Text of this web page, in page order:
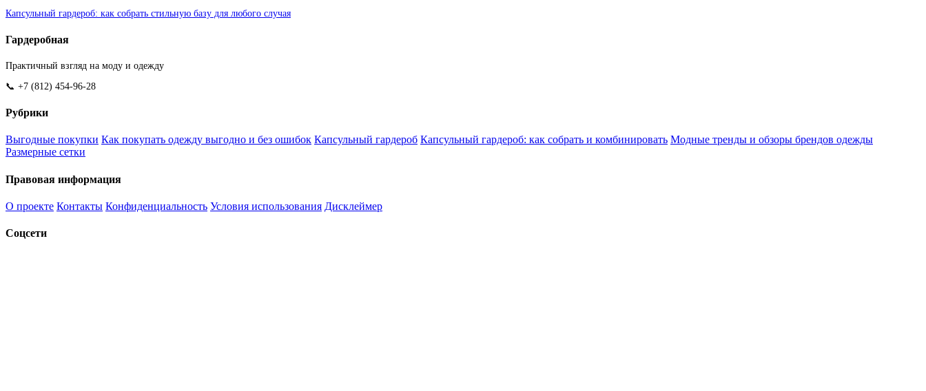
Капсульный гардероб: как собрать стильную базу для любого случая
Гардеробная
Практичный взгляд на моду и одежду
📞 +7 (812) 454-96-28
Рубрики
Выгодные покупки Как покупать одежду выгодно и без ошибок Капсульный гардероб Капсульный гардероб: как собрать и комбинировать Модные тренды и обзоры брендов одежды
Размерные сетки
Правовая информация
О проекте Контакты Конфиденциальность Условия использования Дисклеймер
Соцсети